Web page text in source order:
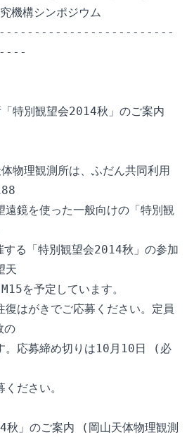
機構シンポジウム
特別観望会2014秋」のご案内
物理観測所は、ふだん共同利用
遠鏡を使った一般向けの「特別観
る「特別観望会2014秋」の参加
天
を予定しています。
はがきでご応募ください。定員
の
。応募締め切りは10月10日 (必
ださい。
」のご案内 (岡山天体物理観測